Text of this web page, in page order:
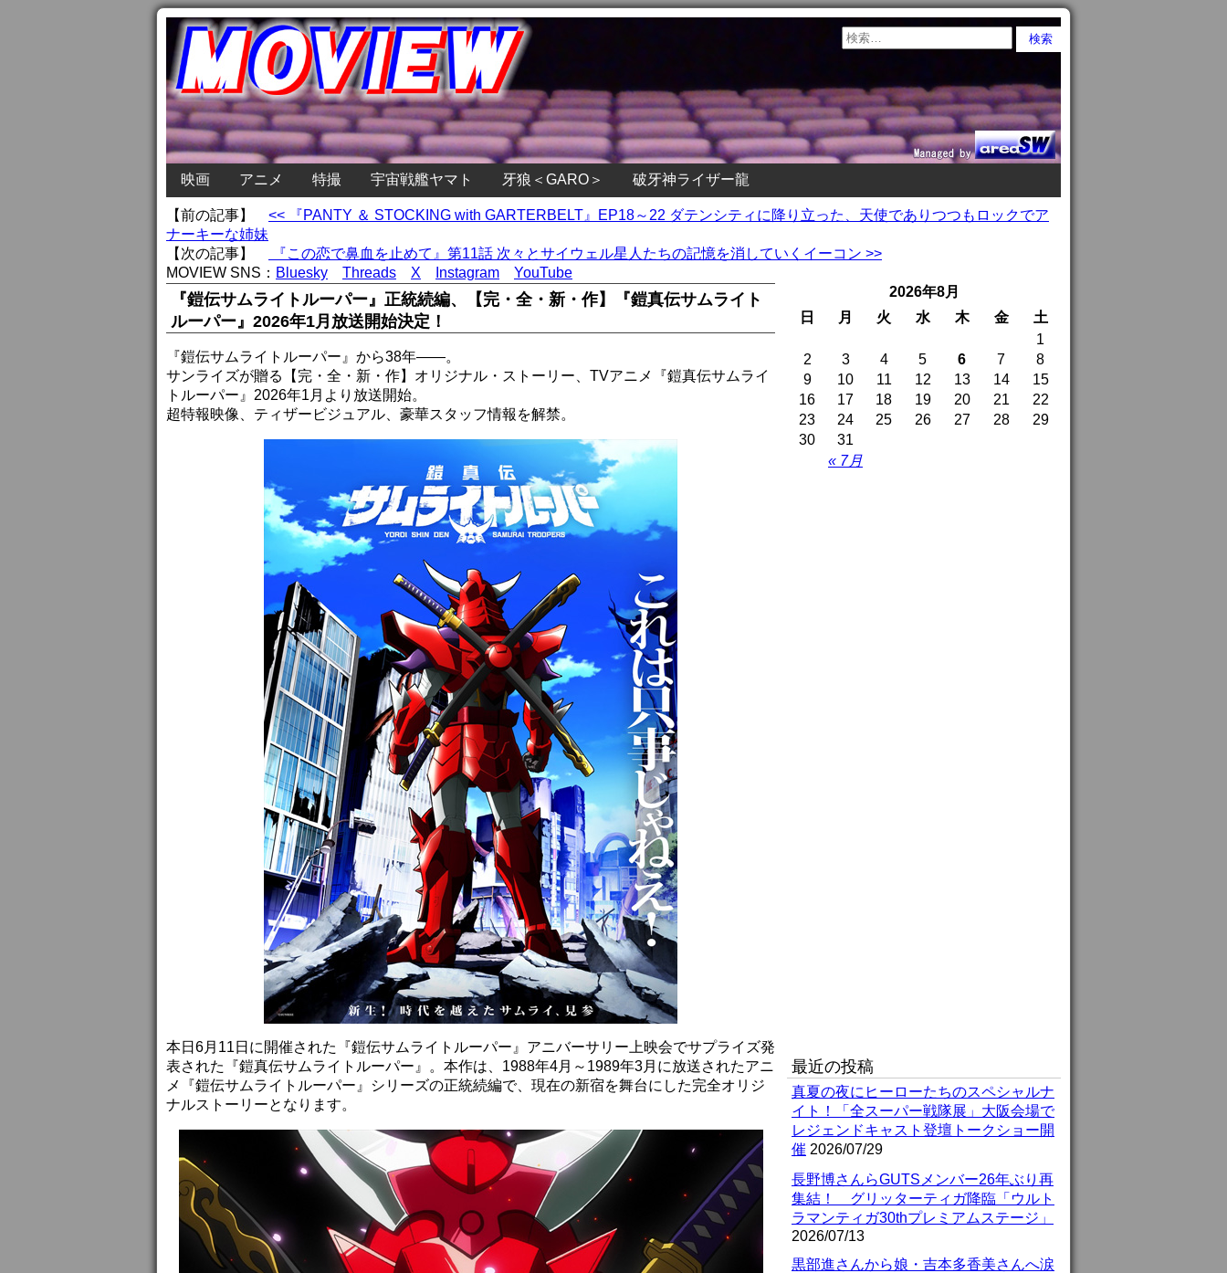
映画 アニメ 特撮 宇宙戦艦ヤマト 牙狼＜GARO＞ 破牙神ライザー龍
【前の記事】 << 『PANTY ＆ STOCKING with GARTERBELT』EP18～22 ダテンシティに降り立った、天使でありつつもロックでア
ナーキーな姉妹
【次の記事】
『この恋で鼻血を止めて』第11話 次々とサイウェル星人たちの記憶を消していくイーコン >>
MOVIEW SNS： Bluesky Threads X Instagram YouTube
『鎧伝サムライトルーパー』正統続編、【完・全・新・作】『鎧真伝サムライト
ルーパー』2026年1月放送開始決定！
『鎧伝サムライトルーパー』から38年――。
サンライズが贈る【完・全・新・作】オリジナル・ストーリー、TVアニメ『鎧真伝サムライ
トルーパー』2026年1月より放送開始。
超特報映像、ティザービジュアル、豪華スタッフ情報を解禁。
本日6月11日に開催された『鎧伝サムライトルーパー』アニバーサリー上映会でサプライズ発
表された『鎧真伝サムライトルーパー』。本作は、1988年4月～1989年3月に放送されたアニ
メ『鎧伝サムライトルーパー』シリーズの正統続編で、現在の新宿を舞台にした完全オリジ
ナルストーリーとなります。
2026年8月
日
月 火 水 木 金 土
« 7月
1
2
3 4 5 6 7
8
9
10 11 12 13 14
15
16
17 18 19 20 21
22
23
24 25 26 27 28
29
30
31
最近の投稿
真夏の夜にヒーローたちのスペシャルナ
イト！「全スーパー戦隊展」大阪会場で
レジェンドキャスト登壇トークショー開
催 2026/07/29
長野博さんらGUTSメンバー26年ぶり再
集結！ グリッターティガ降臨「ウルト
ラマンティガ30thプレミアムステージ」
2026/07/13
黒部進さんから娘・吉本多香美さんへ涙